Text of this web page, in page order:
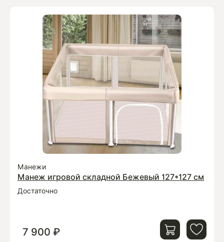
Манежи
Манеж игровой складной Бежевый 127*127 см
Достаточно
7 900 ₽